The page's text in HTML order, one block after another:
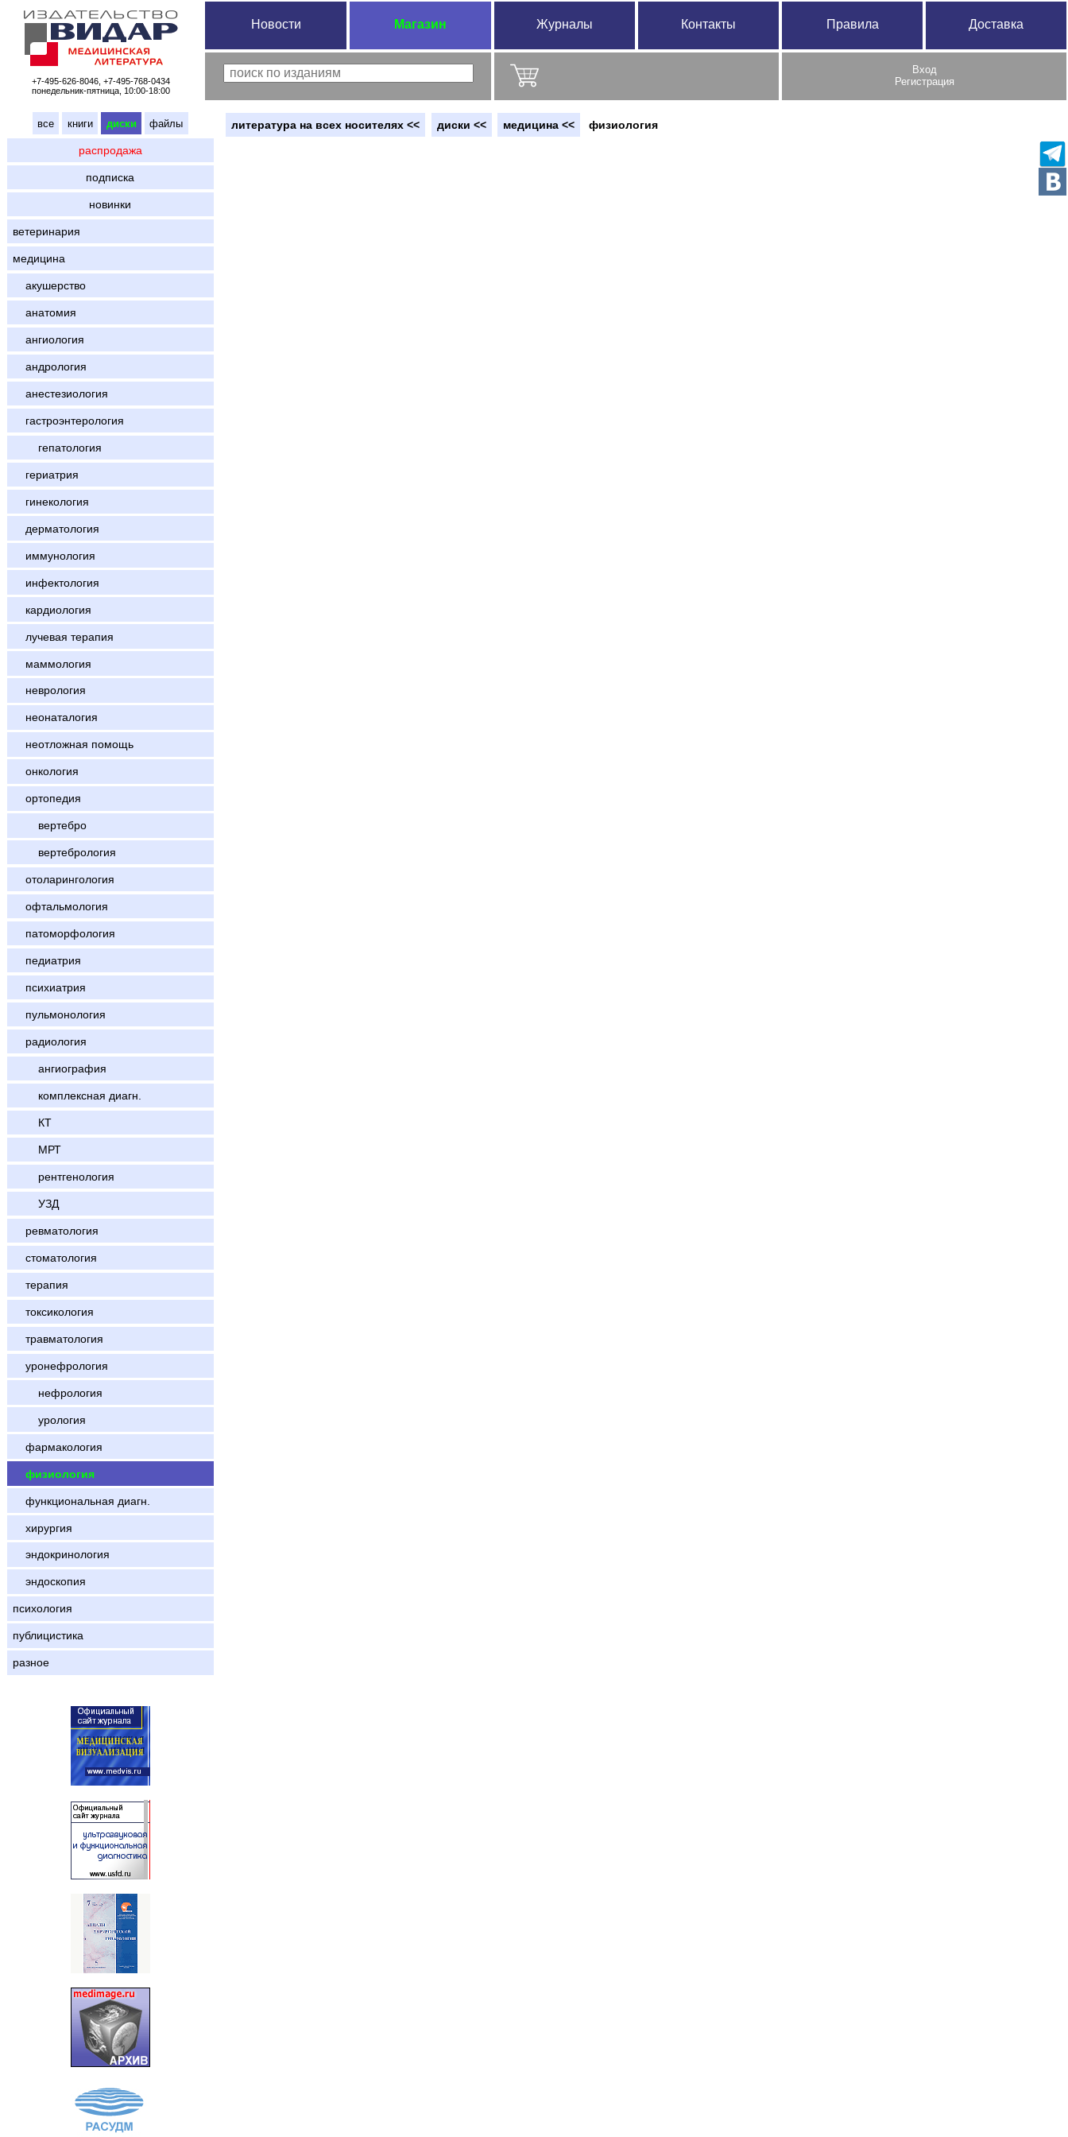
+7-495-626-8046, +7-495-768-0434
понедельник-пятница, 10:00-18:00
Новости Магазин Журналы Контакты Правила Доставка
Вход
Регистрация
все книги диски файлы
распродажа
подписка
новинки
ветеринария
медицина
акушерство
анатомия
ангиология
андрология
анестезиология
гастроэнтерология
гепатология
гериатрия
гинекология
дерматология
иммунология
инфектология
кардиология
лучевая терапия
маммология
неврология
неонаталогия
неотложная помощь
онкология
ортопедия
вертебро
вертебрология
отоларингология
офтальмология
патоморфология
педиатрия
психиатрия
пульмонология
радиология
ангиография
комплексная диагн.
КТ
МРТ
рентгенология
УЗД
ревматология
стоматология
терапия
токсикология
травматология
уронефрология
нефрология
урология
фармакология
физиология
функциональная диагн.
хирургия
эндокринология
эндоскопия
психология
публицистика
разное
литература на всех носителях << диски << медицина << физиология